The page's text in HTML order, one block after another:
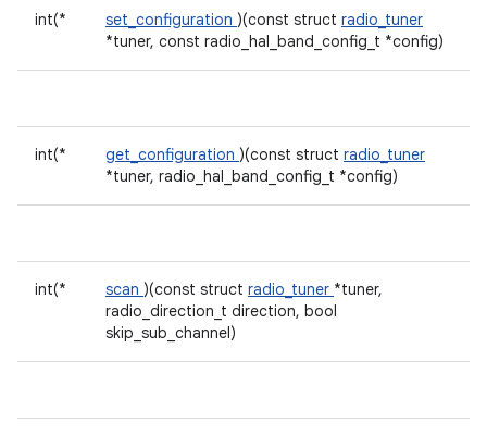
int(* set_configuration )(const struct radio_tuner
*tuner, const radio_hal_band_config_t *config)
int(* get_configuration )(const struct radio_tuner
*tuner, radio_hal_band_config_t *config)
int(* scan )(const struct radio_tuner *tuner,
radio_direction_t direction, bool
skip_sub_channel)